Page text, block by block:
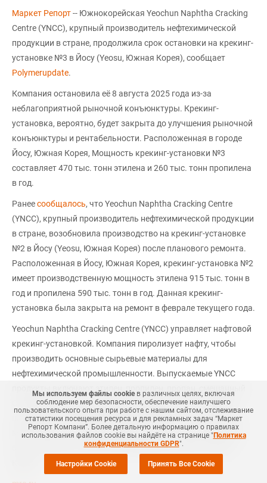
Маркет Репорт-- Южнокорейская Yeochun Naphtha Cracking
Centre (YNCC), крупный производитель нефтехимической
продукции в стране, продолжила срок остановки на крекинг-
установке №3 в Йосу (Yeosu, Южная Корея), сообщает
Polymerupdate.
Компания остановила её 8 августа 2025 года из-за
неблагоприятной рыночной конъюнктуры. Крекинг-
установка, вероятно, будет закрыта до улучшения рыночной
конъюнктуры и рентабельности. Расположенная в городе
Йосу, Южная Корея, Мощность крекинг-установки №3
составляет 470 тыс. тонн этилена и 260 тыс. тонн пропилена
в год.
Ранеесообщалось, что Yeochun Naphtha Cracking Centre
(YNCC), крупный производитель нефтехимической продукции
в стране, возобновила производство на крекинг-установке
№2 в Йосу (Yeosu, Южная Корея) после планового ремонта.
Расположенная в Йосу, Южная Корея, крекинг-установка №2
имеет производственную мощность этилена 915 тыс. тонн в
год и пропилена 590 тыс. тонн в год. Данная крекинг-
установка была закрыта на ремонт в феврале текущего года.
Yeochun Naphtha Cracking Centre (YNCC) управляет нафтовой
крекинг-установкой. Компания пиролизует нафту, чтобы
производить основные сырьевые материалы для
нефтехимической промышленности. Выпускаемые YNCC
продукты включают этилен, пропилен, пропан, смешанный
С4, пиролизный бензин, водород, бензол, толуол, ксилол,
цикло-пентан, мономер стирола, бутадиен, этилен, бензол,
МТБЭ, бутен -1, изобутен, изобутан, н-бутан и др. Компания
была основана в 1999 году и базируется в Сеуле, Южная
Мы используем файлы cookieв различных целях, включая
соблюдение мер безопасности, обеспечение наилучшего
пользовательского опыта при работе с нашим сайтом, отслеживание
статистики посещения ресурса и для рекламных задач “Маркет
Репорт Компани”. Более детальную информацию о правилах
использования файлов cookie вы найдёте на странице "Политика
конфиденциальности GDPR".
Настройки Cookie Принять Все Cookie